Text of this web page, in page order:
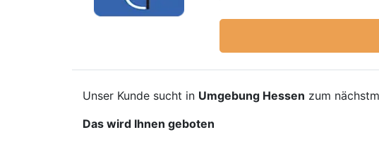
Unser Kunde sucht in Umgebung Hessen zum
Das wird Ihnen geboten